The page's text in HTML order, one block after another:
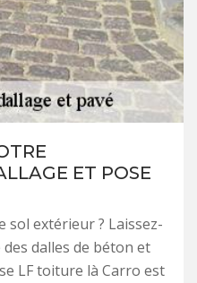
ET POSE
sol extérieur ? Laissez-
dalles de béton et
LF toiture là Carro est